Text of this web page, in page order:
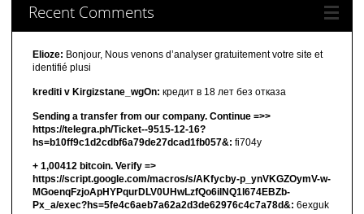
Recent Comments
Elioze: Bonjour, Nous venons d’analyser gratuitement votre site et
identifié plusi
krediti v Kirgizstane_wgOn: кредит в 18 лет без отказа
Sending a transfer from our company. Continue =>>
https://telegra.ph/Ticket--9515-12-16?
hs=b10ff9c1d2cdbf6a79de27dcad1fb057&: fi704y
+ 1,00412 bitсоin. Verify =>
https://script.google.com/macros/s/AKfycby-p_ynVKGZOymV-w-
MGoenqFzjoApHYPqurDLV0UHwLzfQo6ilNQ1l674EBZb-
Px_a/exec?hs=5fe4c6aeb7a62a2d3de62976c4c7a78d&: 6exguk